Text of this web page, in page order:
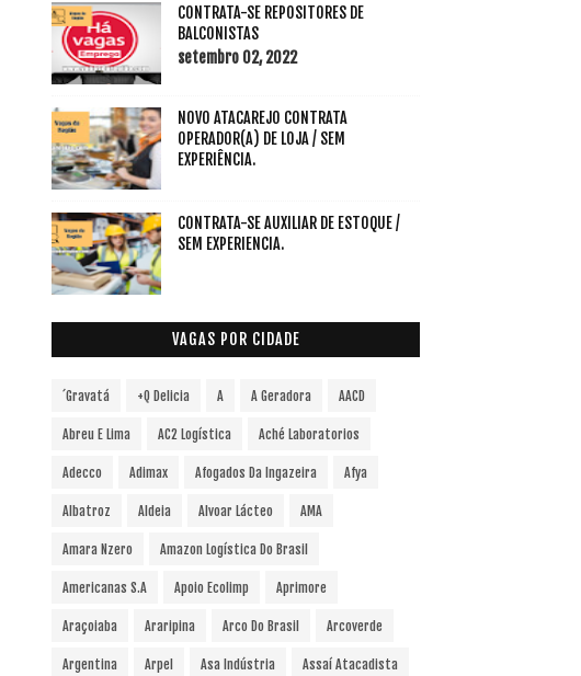
CONTRATA-SE REPOSITORES DE
BALCONISTAS
setembro 02, 2022
NOVO ATACAREJO CONTRATA
OPERADOR(A) DE LOJA / SEM
EXPERIÊNCIA.
CONTRATA-SE AUXILIAR DE ESTOQUE /
SEM EXPERIENCIA.
VAGAS POR CIDADE
´Gravatá +Q Delicia A A Geradora AACD
Abreu E Lima AC2 Logística Aché Laboratorios
Adecco Adimax Afogados Da Ingazeira Afya
Albatroz Aldeia Alvoar Lácteo AMA
Amara Nzero Amazon Logística Do Brasil
Americanas S.A Apoio Ecolimp Aprimore
Araçoiaba Araripina Arco Do Brasil Arcoverde
Argentina Arpel Asa Indústria Assaí Atacadista